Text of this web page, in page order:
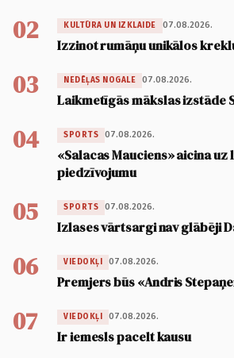
02 KULTŪRA UN IZKLAIDE 07.08.2026.
Izzinot rumāņu unikālos
03 NEDĒĻAS NOGALE 07.08.2026.
Laikmetīgās mākslas izstāde
04 SPORTS 07.08.2026.
«Salacas Mauciens» aicina
piedzīvojumu
05 SPORTS 07.08.2026.
Izlases vārtsargi nav glābēji
06 VIEDOKĻI 07.08.2026.
Premjers būs «Andris
07 VIEDOKĻI 07.08.2026.
Ir iemesls pacelt kausu